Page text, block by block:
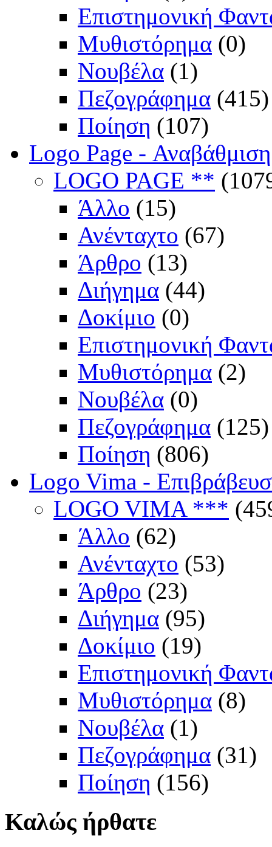
Επιστημονική
Μυθιστόρημα (0)
Νουβέλα (1)
Πεζογράφημα (415)
Ποίηση (107)
Logo Page -
LOGO PAGE **
Άλλο (15)
Ανένταχτο (67)
Άρθρο (13)
Διήγημα (44)
Δοκίμιο (0)
Επιστημονική
Μυθιστόρημα (2)
Νουβέλα (0)
Πεζογράφημα (125)
Ποίηση (806)
Logo Vima -
LOGO VIMA ***
Άλλο (62)
Ανένταχτο (53)
Άρθρο (23)
Διήγημα (95)
Δοκίμιο (19)
Επιστημονική
Μυθιστόρημα (8)
Νουβέλα (1)
Πεζογράφημα (31)
Ποίηση (156)
Καλώς ήρθατε